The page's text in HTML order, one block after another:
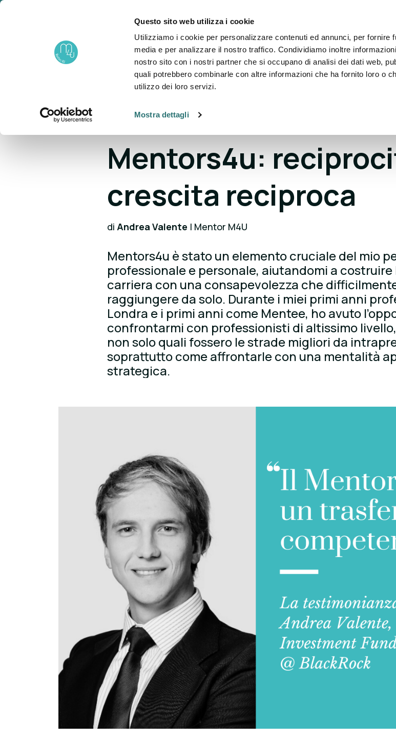
Questo sito web utilizza i cookie
Utilizziamo i cookie per personalizzare contenuti ed annunci, per fornire
media e per analizzare il nostro traffico. Condividiamo inoltre
nostro sito con i nostri partner che si occupano di analisi dei dati web,
quali potrebbero combinarle con altre informazioni che ha fornito loro o
utilizzo dei loro servizi.
Mostra dettagli
un progetto di
Fondazione NOVA
About People Partner Blog Eventi
Mentors4u:
crescita reciproca
di Andrea Valente | Mentor M4U
Mentors4u è stato un elemento cruciale del mio
professionale e personale, aiutandomi a costruire
carriera con una consapevolezza che
raggiungere da solo. Durante i miei primi anni
Londra e i primi anni come Mentee, ho avuto
confrontarmi con professionisti di altissimo
non solo quali fossero le strade migliori da
soprattutto come affrontarle con una mentalità
strategica.